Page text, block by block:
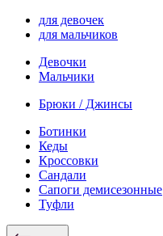
для девочек
для мальчиков
Девочки
Мальчики
Брюки / Джинсы
Ботинки
Кеды
Кроссовки
Сандали
Сапоги демисезонные
Туфли